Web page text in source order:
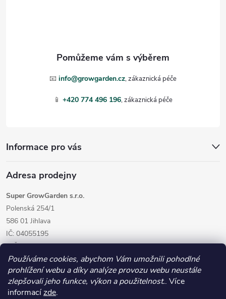
Používáme cookies, abychom Vám umožnili pohodlné
prohlížení webu a díky analýze provozu webu neustále
zlepšovali jeho funkce, výkon a použitelnost.. Více
informacízde.
📧 info@growgarden.cz
📱 +420 774 496 196
Informace pro vás
Adresa prodejny
Super GrowGarden s.r.o.
Polenská 254/1
586 01 Jihlava
IČ: 04055195
DIČ: CZ04055195